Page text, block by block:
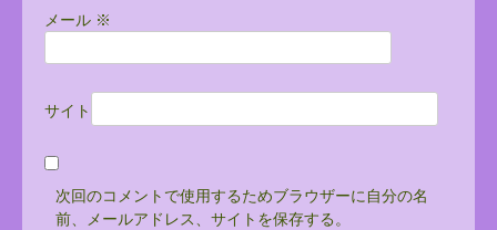
メール ※
サイト
次回のコメントで使用するためブラウザーに自分の名
前、メールアドレス、サイトを保存する。